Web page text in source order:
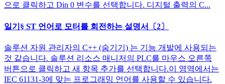
으로 클릭하고 Din 0 변수를 선택합니다. 디지털 출력의 C...
일기§ ST 언어로 모터를 회전하는 설명서〔2〕
솔루션 자원 관리자의 C++ (숨기기) 는 기능 개발에 사용되는
것 같습니다. 솔루션 리소스 매니저의 PLC를 마우스 오른쪽
버튼으로 클릭하고 새 항목 추가를 선택합니다.이 영역에서는
IEC 61131-3에 맞는 프로그래밍 언어를 사용할 수 있습니다.